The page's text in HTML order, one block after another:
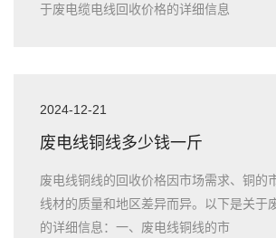
于废电缆电线回收价格的详细信息
2024-12-21
废电线铜线多少钱一斤
废电线铜线的回收价格因市场需求、铜的
线材的质量和地区差异而异。以下是关于
的详细信息：一、废电线铜线的市